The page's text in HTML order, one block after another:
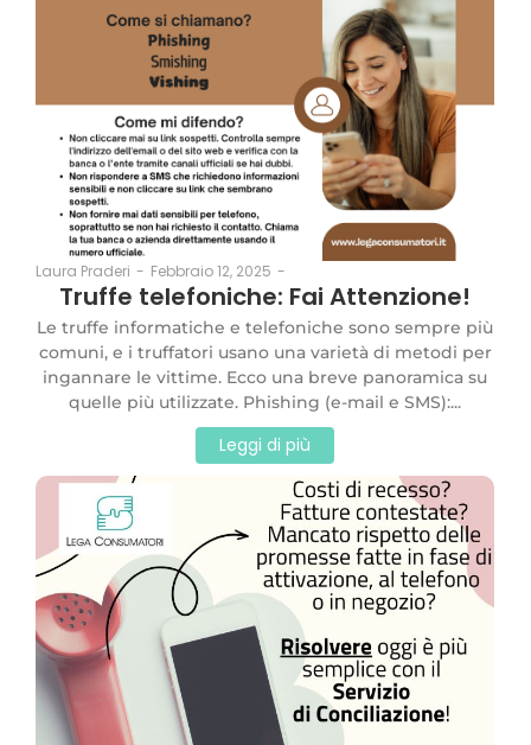
Laura Praderi - Febbraio 12, 2025 -
Truffe telefoniche: Fai Attenzione!
Le truffe informatiche e telefoniche sono sempre più
comuni, e i truffatori usano una varietà di metodi per
ingannare le vittime. Ecco una breve panoramica su
quelle più utilizzate. Phishing (e-mail e SMS):...
Leggi di più